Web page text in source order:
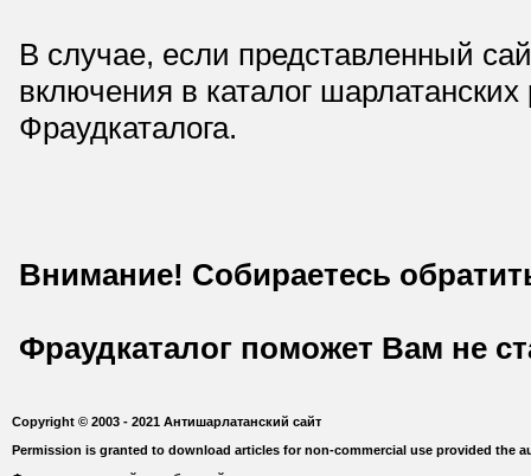
В случае, если представленный
включения в каталог
Фраудкаталога.
Внимание! Собираетесь
Фраудкаталог поможет Вам не
Copyright © 2003 - 2021 Антишарлатанский сайт
Permission is granted to download articles for non-commercial use provided the